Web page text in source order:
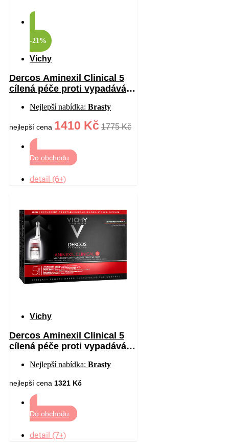
-21%
Vichy
Dercos Aminexil Clinical 5
cílená péče proti vypadávání
Nejlepší nabídka: Brasty
nejlepší cena 1410 Kč 1775 Kč
Do obchodu
detail (6+)
Vichy
Dercos Aminexil Clinical 5
cílená péče proti vypadávání
Nejlepší nabídka: Brasty
nejlepší cena 1321 Kč
Do obchodu
detail (7+)